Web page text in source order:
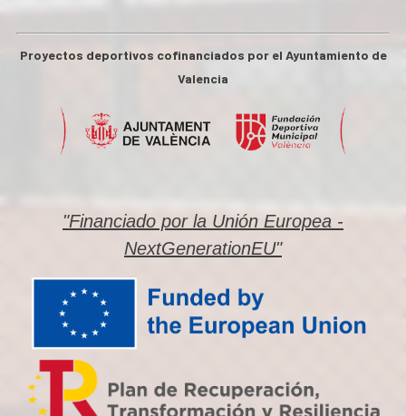
Proyectos deportivos cofinanciados por el Ayuntamiento de
Valencia
"Financiado por la Unión Europea -
NextGenerationEU"